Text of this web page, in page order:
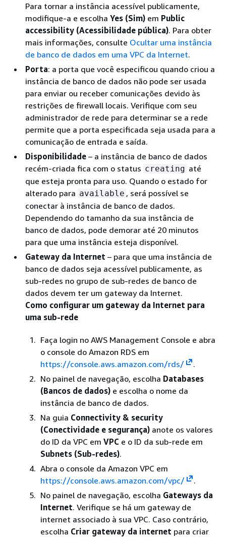
Para tornar a instância acessível publicamente,
modifique-a e escolha Yes (Sim) em Public
accessibility (Acessibilidade pública). Para obter
mais informações, consulte Ocultar uma instância
de banco de dados em uma VPC da Internet.
Porta: a porta que você especificou quando criou a
instância de banco de dados não pode ser usada
para enviar ou receber comunicações devido às
restrições de firewall locais. Verifique com seu
administrador de rede para determinar se a rede
permite que a porta especificada seja usada para a
comunicação de entrada e saída.
Disponibilidade – a instância de banco de dados
recém-criada fica com o status creating até
que esteja pronta para uso. Quando o estado for
alterado para available , será possível se
conectar à instância de banco de dados.
Dependendo do tamanho da sua instância de
banco de dados, pode demorar até 20 minutos
para que uma instância esteja disponível.
Gateway da Internet – para que uma instância de
banco de dados seja acessível publicamente, as
sub-redes no grupo de sub-redes de banco de
dados devem ter um gateway da Internet.
Como configurar um gateway da Internet para
uma sub-rede
Faça login no AWS Management Console e abra
o console do Amazon RDS em
https://console.aws.amazon.com/rds/
.
No painel de navegação, escolha Databases
(Bancos de dados) e escolha o nome da
instância de banco de dados.
Na guia Connectivity & security
(Conectividade e segurança) anote os valores
do ID da VPC em VPC e o ID da sub-rede em
Subnets (Sub-redes).
Abra o console da Amazon VPC em
https://console.aws.amazon.com/vpc/
.
No painel de navegação, escolha Gateways da
Internet. Verifique se há um gateway de
internet associado à sua VPC. Caso contrário,
escolha Criar gateway da internet para criar